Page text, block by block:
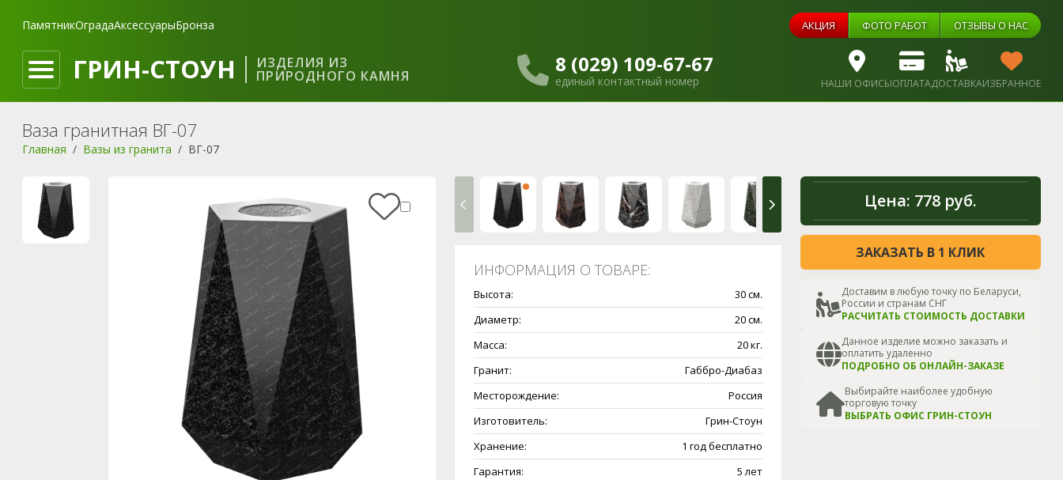
ПамятникОградаАксессуарыБронза АКЦИЯ ФОТО РАБОТ ОТЗЫВЫ О НАС
ГРИН-СТОУН ИЗДЕЛИЯ ИЗ
ПРИРОДНОГО КАМНЯ 8 (029) 109-67-67
единый контактный номер НАШИ ОФИСЫОПЛАТАДОСТАВКАИЗБРАННОЕ
Ваза гранитная ВГ-07
Главная Вазы из гранита ВГ-07
Цена: 778 руб.
ЗАКАЗАТЬ В 1 КЛИК
Доставим в любую точку по Беларуси,
России и странам СНГ
РАСЧИТАТЬ СТОИМОСТЬ ДОСТАВКИ
Данное изделие можно заказать и
оплатить удаленно
ПОДРОБНО ОБ ОНЛАЙН-ЗАКАЗЕ
Выбирайте наиболее удобную
торговую точку
ВЫБРАТЬ ОФИС ГРИН-СТОУН
ИНФОРМАЦИЯ О ТОВАРЕ:
Высота:
30 см.
Диаметр:
20 см.
Масса:
20 кг.
Гранит:
Габбро-Диабаз
Месторождение:
Россия
Изготовитель:
Грин-Стоун
Хранение:
1 год бесплатно
Гарантия:
5 лет